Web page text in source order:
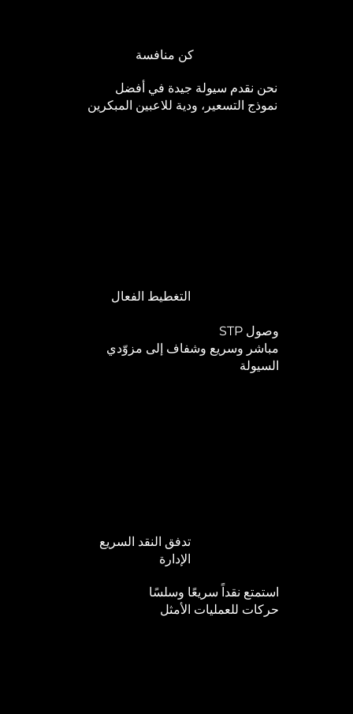
كن منافسة
نحن نقدم سيولة جيدة في أفضل
نموذج التسعير، ودية للاعبين المبكرين
التغطيط الفعال
STP وصول
مباشر وسريع وشفاف إلى مزوّدي
السيولة
تدفق النقد السريع
الإدارة
استمتع نقداً سريعًا وسلسًا
حركات للعمليات الأمثل